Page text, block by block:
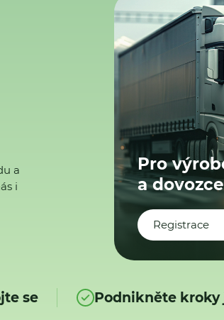
a
i
Pro
a dovozce
Registrace
se Podnikněte kroky